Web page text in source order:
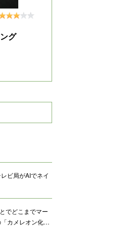
グ
ビ局がAIでネイ
でどこまでマー
カメレオン化…